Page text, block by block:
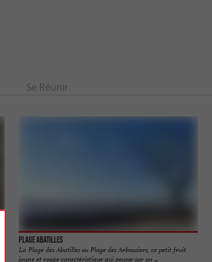
Se Réunir
Plage Abatilles
La Plage des Abatilles ou Plage des Arbousiers, ce petit fruit
jaune et rouge caractéristique qui pousse sur un ...